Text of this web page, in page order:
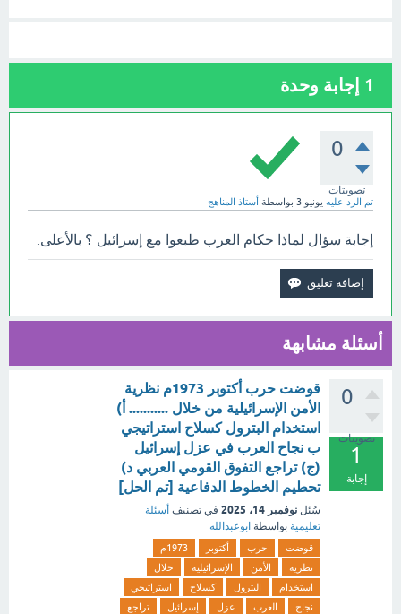
1 إجابة وحدة
0
تصويتات
تم الرد عليه يونيو 3 بواسطة أستاذ المناهج
إجابة سؤال لماذا حكام العرب طبعوا مع إسرائيل ؟ بالأعلى.
أسئلة مشابهة
0
تصويتات
1
إجابة
قوضت حرب أكتوبر 1973م نظرية
الأمن الإسرائيلية من خلال ........... أ)
استخدام البترول كسلاح استراتيجي
ب نجاح العرب في عزل إسرائيل
(ج) تراجع التفوق القومي العربي د)
تحطيم الخطوط الدفاعية [تم الحل]
سُئل نوفمبر 14، 2025 في تصنيف أسئلة
تعليمية بواسطة ابوعبدالله
قوضت حرب أكتوبر
1973م
نظرية
الأمن الإسرائيلية
خلال
استخدام
البترول كسلاح
استراتيجي
نجاح
العرب عزل إسرائيل
تراجع